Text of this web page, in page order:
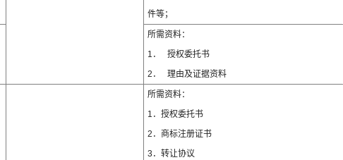
件等；
所需资料：
1． 授权委托书
2． 理由及证据资料
所需资料：
1．授权委托书
2．商标注册证书
3．转让协议